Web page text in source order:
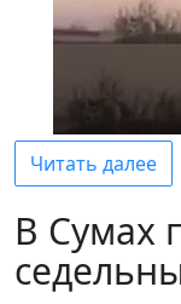
Читать далее
В Сумах